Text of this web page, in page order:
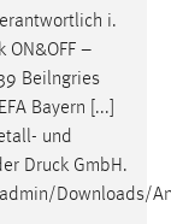
i.
ON&OFF –
Beilngries
Bayern [...]
und
Druck GmbH.
Downloads/